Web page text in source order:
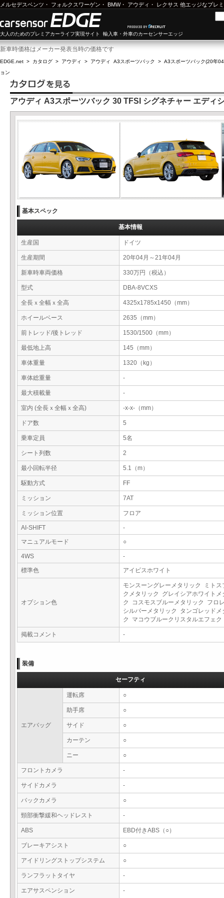
メルセデスベンツ ・ フォルクスワーゲン ・ BMW・ アウディ ・ レクサス 他エッジなプレ
大人のためのプレミアカーライフ実現サイト 輸入車・外車のカーセンサーエッジ
新車時価格はメーカー発表当時の価格です
EDGE.net > カタログ > アウディ > アウディ A3スポーツバック > A3スポーツバック(20年
ョン
アウディ A3スポーツバック 30 TFSI シグネチャー エディ
基本スペック
基本情報
生産国 ドイツ
生産期間 20年04月～21年04月
新車時車両価格 330万円（税込）
型式 DBA-8VCXS
全長ｘ全幅ｘ全高 4325x1785x1450（mm）
ホイールベース 2635（mm）
前トレッド/後トレッド 1530/1500（mm）
最低地上高 145（mm）
車体重量 1320（kg）
車体総重量 -
最大積載量 -
室内 (全長ｘ全幅ｘ全高) -x-x-（mm）
ドア数 5
乗車定員 5名
シート列数 2
最小回転半径 5.1（m）
駆動方式 FF
ミッション 7AT
ミッション位置 フロア
AI-SHIFT
-
マニュアルモード
○
4WS
-
標準色
アイビスホワイト
オプション色
モンスーングレーメタリック ミトス
クメタリック グレイシアホワイトメ
ク コスモスブルーメタリック フロ
シルバーメタリック タンゴレッドメ
ク マコウブルークリスタルエフェ
掲載コメント -
装備
セーフティ
エアバッグ
運転席 ○
助手席 ○
サイド ○
カーテン ○
ニー ○
フロントカメラ -
サイドカメラ -
バックカメラ ○
頸部衝撃緩和ヘッドレスト -
ABS EBD付きABS（○）
ブレーキアシスト ○
アイドリングストップシステム ○
ランフラットタイヤ -
エアサスペンション -